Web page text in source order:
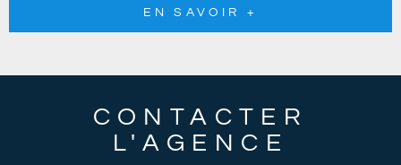
EN SAVOIR +
CONTACTER
L'AGENCE